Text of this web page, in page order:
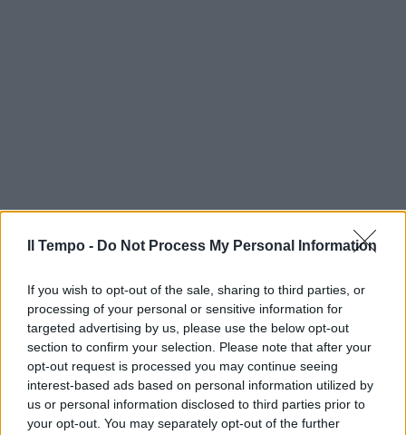
Il Tempo - Do Not Process My Personal Information
If you wish to opt-out of the sale, sharing to third parties, or
processing of your personal or sensitive information for
targeted advertising by us, please use the below opt-out
section to confirm your selection. Please note that after your
opt-out request is processed you may continue seeing
interest-based ads based on personal information utilized by
us or personal information disclosed to third parties prior to
your opt-out. You may separately opt-out of the further